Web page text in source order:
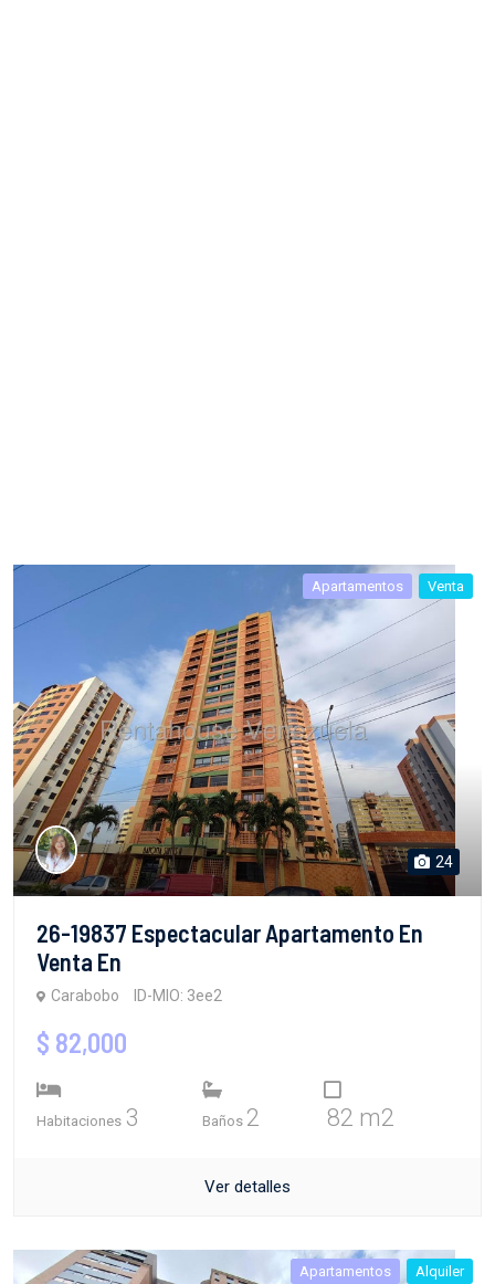
Apartamentos Venta
24
26-19837 Espectacular Apartamento En
Venta En
Carabobo ID-MIO: 3ee2
$ 82,000
Habitaciones 3 Baños 2 82 m2
Ver detalles
Apartamentos Alquiler